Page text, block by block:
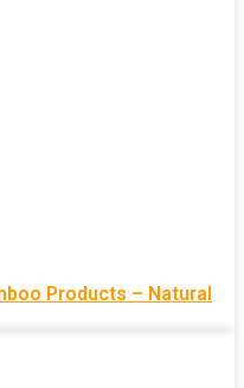
Products – Natural